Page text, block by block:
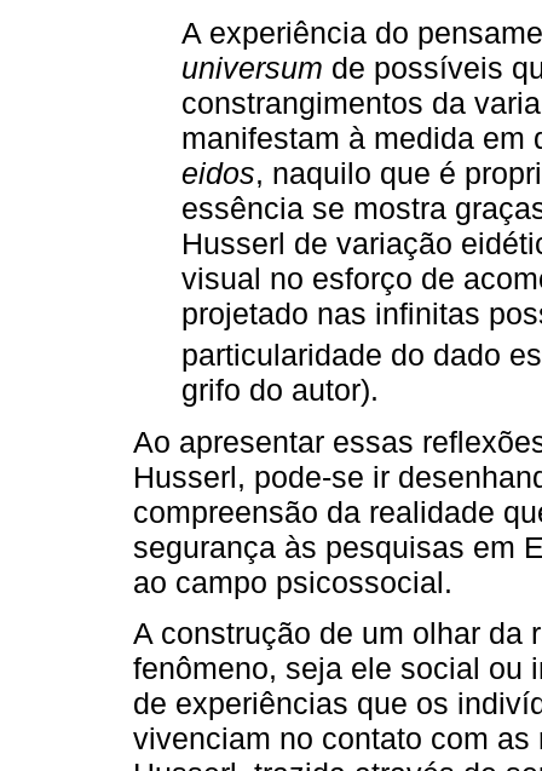
A experiência do
universum de possíveis
constrangimentos da
manifestam à medida em
eidos, naquilo que é
essência se mostra
Husserl de variação
visual no esforço de
projetado nas inﬁnitas
particularidade do dado
grifo do autor).
Ao apresentar essas
Husserl, pode-se ir
compreensão da realidade
segurança às pesquisas em
ao campo psicossocial.
A construção de um olhar da
fenômeno, seja ele social ou
de experiências que os
vivenciam no contato com